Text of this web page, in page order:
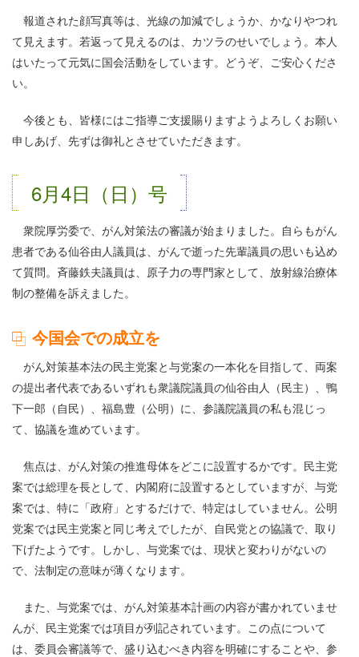
報道された顔写真等は、光線の加減でしょうか、かなりやつれ
て見えます。若返って見えるのは、カツラのせいでしょう。本人
はいたって元気に国会活動をしています。どうぞ、ご安心くださ
い。
今後とも、皆様にはご指導ご支援賜りますようよろしくお願い
申しあげ、先ずは御礼とさせていただきます。
6月4日（日）号
衆院厚労委で、がん対策法の審議が始まりました。自らもがん
患者である仙谷由人議員は、がんで逝った先輩議員の思いも込め
て質問。斉藤鉄夫議員は、原子力の専門家として、放射線治療体
制の整備を訴えました。
今国会での成立を
がん対策基本法の民主党案と与党案の一本化を目指して、両案
の提出者代表であるいずれも衆議院議員の仙谷由人（民主）、鴨
下一郎（自民）、福島豊（公明）に、参議院議員の私も混じっ
て、協議を進めています。
焦点は、がん対策の推進母体をどこに設置するかです。民主党
案では総理を長として、内閣府に設置するとしていますが、与党
案では、特に「政府」とするだけで、特定はしていません。公明
党案では民主党案と同じ考えでしたが、自民党との協議で、取り
下げたようです。しかし、与党案では、現状と変わりがないの
で、法制定の意味が薄くなります。
また、与党案では、がん対策基本計画の内容が書かれていませ
んが、民主党案では項目が列記されています。この点について
は、委員会審議等で、盛り込むべき内容を明確にすることや、参